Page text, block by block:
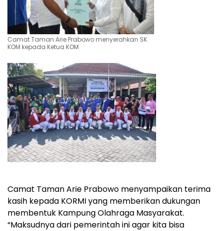
Camat Taman Arie Prabowo menyerahkan SK
KOM kepada Ketua KOM
Camat Taman Arie Prabowo menyampaikan terima
kasih kepada KORMI yang memberikan dukungan
membentuk Kampung Olahraga Masyarakat.
“Maksudnya dari pemerintah ini agar kita bisa